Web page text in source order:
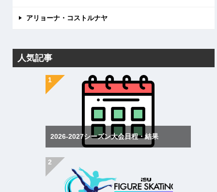
アリョーナ・コストルナヤ
人気記事
2026-2027シーズン大会日程・結果